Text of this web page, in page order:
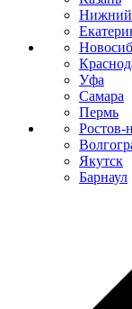
Нижний
Уфа
Самара
Пермь
Ростов-
Якутск
Барнаул